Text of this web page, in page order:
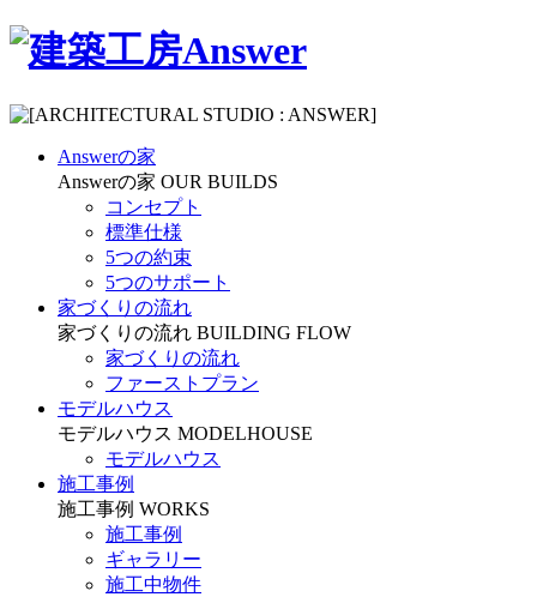
Answerの家
Answerの家 OUR BUILDS
コンセプト
標準仕様
5つの約束
5つのサポート
家づくりの流れ
家づくりの流れ BUILDING FLOW
家づくりの流れ
ファーストプラン
モデルハウス
モデルハウス MODELHOUSE
モデルハウス
施工事例
施工事例 WORKS
施工事例
ギャラリー
施工中物件